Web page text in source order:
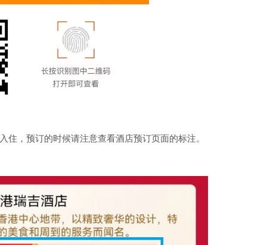
，预订的时候请注意查看酒店预订页面的标注。